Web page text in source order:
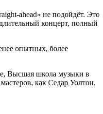
ahead» не подойдёт. Это
концерт, полный
опытных, более
Высшая школа музыки в
как Седар Уолтон,